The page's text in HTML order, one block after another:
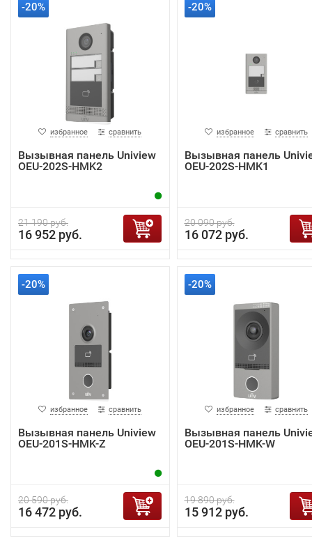
-20%
избранное сравнить
Вызывная панель Uniview
OEU-202S-HMK2
21 190 руб.
16 952 руб.
-20%
избранное сравнить
Вызывная панель
OEU-202S-HMK1
20 090 руб.
16 072 руб.
-20%
избранное сравнить
Вызывная панель Uniview
OEU-201S-HMK-Z
20 590 руб.
16 472 руб.
-20%
избранное сравнить
Вызывная панель
OEU-201S-HMK-W
19 890 руб.
15 912 руб.